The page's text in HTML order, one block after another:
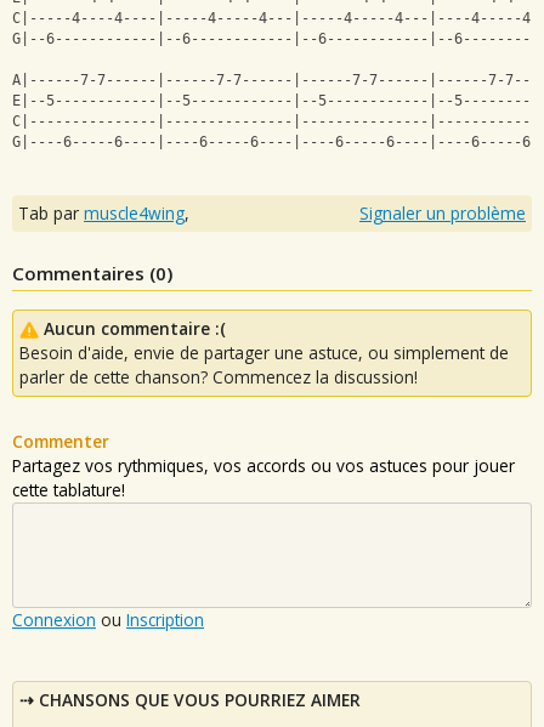
C|-----4----4----|-----4-----4---|-----4-----4---|----4-----
G|--6------------|--6------------|--6------------|--
A|------7-7------|------7-7------|------7-7------|------7-
E|--5------------|--5------------|--5------------|--
C|---------------|---------------|---------------
G|----6-----6----|----6-----6----|----6-----6----|----6-----
Tab par muscle4wing, Signaler un problème
Commentaires (0)
Aucun commentaire :(
Besoin d'aide, envie de partager une astuce, ou simplement de
parler de cette chanson? Commencez la discussion!
Commenter
Partagez vos rythmiques, vos accords ou vos astuces pour jouer
cette tablature!
Connexion ou Inscription
CHANSONS QUE VOUS POURRIEZ AIMER